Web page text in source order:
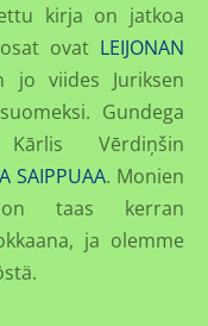
kirja on jatkoa
ovat LEIJONAN
jo viides Juriksen
Gundega
Vērdiņšin
SAIPPUAA. Monien
taas kerran
ja olemme